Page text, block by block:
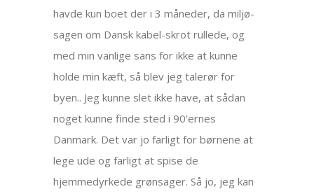
havde kun boet der i 3 måneder, da miljø-
sagen om Dansk kabel-skrot rullede, og
med min vanlige sans for ikke at kunne
holde min kæft, så blev jeg talerør for
byen.. Jeg kunne slet ikke have, at sådan
noget kunne finde sted i 90’ernes
Danmark. Det var jo farligt for børnene at
lege ude og farligt at spise de
hjemmedyrkede grønsager. Så jo, jeg kan